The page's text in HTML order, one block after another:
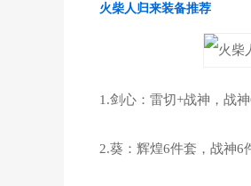
火柴人归来装备推荐
1.剑心：雷切+战神，战
2.葵：辉煌6件套，战神6